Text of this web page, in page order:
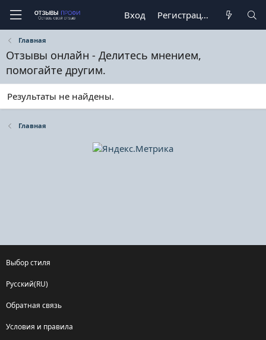
Вход Регистрация
Главная
Отзывы онлайн - Делитесь мнением,
помогайте другим.
Результаты не найдены.
Главная
Выбор стиля
Русский(RU)
Обратная связь
Условия и правила